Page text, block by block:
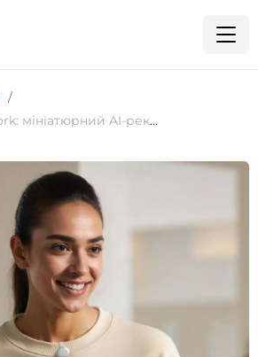
Anker Soundcore Work: мініатюрний AI-рекордер завбільшки з монету